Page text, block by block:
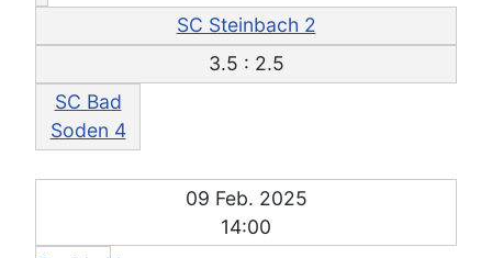
SC Steinbach 2
3.5 : 2.5
SC Bad
Soden 4
09 Feb. 2025
14:00